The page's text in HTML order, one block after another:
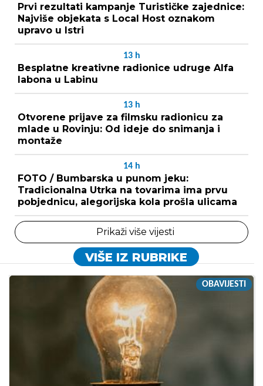
Prvi rezultati kampanje Turističke zajednice:
Najviše objekata s Local Host oznakom
upravo u Istri
13 h
Besplatne kreativne radionice udruge Alfa
labona u Labinu
13 h
Otvorene prijave za filmsku radionicu za
mlade u Rovinju: Od ideje do snimanja i
montaže
14 h
FOTO / Bumbarska u punom jeku:
Tradicionalna Utrka na tovarima ima prvu
pobjednicu, alegorijska kola prošla ulicama
Prikaži više vijesti
VIŠE IZ RUBRIKE
OBAVIJESTI